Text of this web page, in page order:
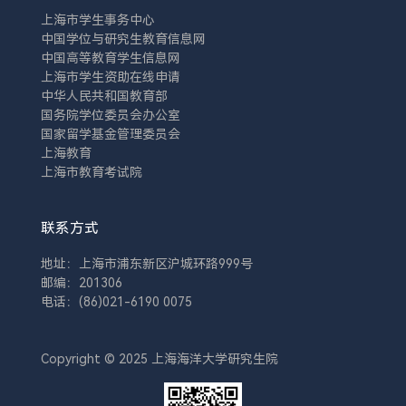
上海市学生事务中心
中国学位与研究生教育信息网
中国高等教育学生信息网
上海市学生资助在线申请
中华人民共和国教育部
国务院学位委员会办公室
国家留学基金管理委员会
上海教育
上海市教育考试院
联系方式
地址：上海市浦东新区沪城环路999号
邮编：201306
电话：(86)021-6190 0075
Copyright © 2025 上海海洋大学研究生院